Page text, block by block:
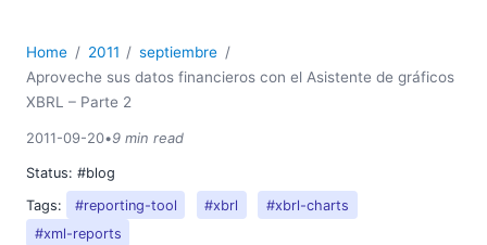
Home 2011
septiembre
Aproveche sus datos financieros con el Asistente de gráficos
XBRL – Parte 2
2011-09-20•9 min read
Status: #blog
Tags:
#reporting-tool #xbrl
#xbrl-charts
#xml-reports